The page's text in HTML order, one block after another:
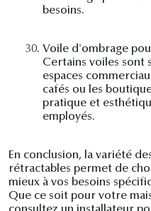
besoins.
30. Voile d'ombrage
Certains voiles sont
espaces
cafés ou les
pratique et
employés.
En conclusion, la variété
rétractables permet de
mieux à vos besoins
Que ce soit pour votre